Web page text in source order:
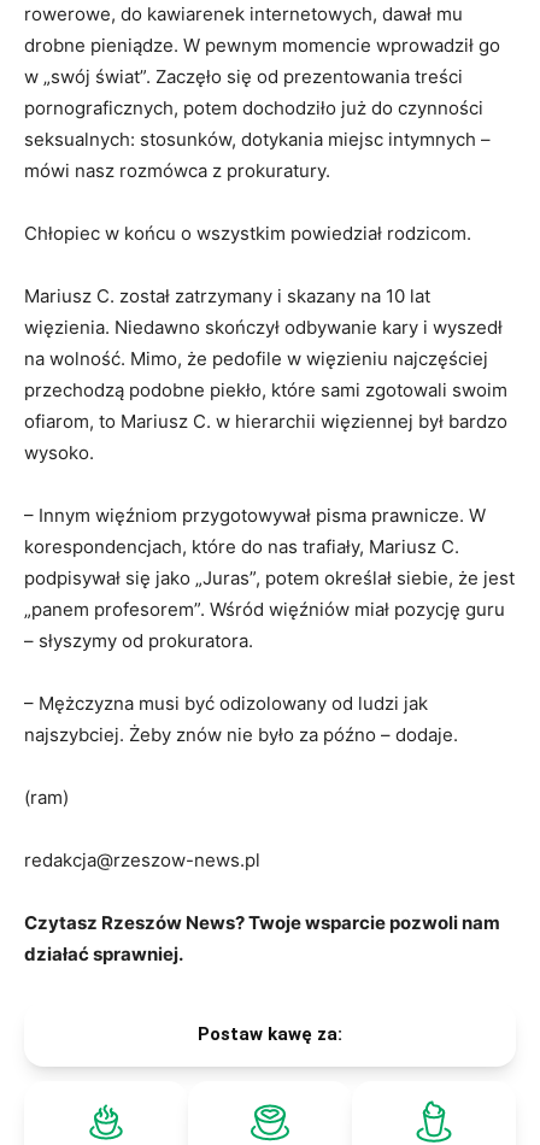
rowerowe, do kawiarenek internetowych, dawał mu
drobne pieniądze. W pewnym momencie wprowadził go
w „swój świat”. Zaczęło się od prezentowania treści
pornograficznych, potem dochodziło już do czynności
seksualnych: stosunków, dotykania miejsc intymnych –
mówi nasz rozmówca z prokuratury.
Chłopiec w końcu o wszystkim powiedział rodzicom.
Mariusz C. został zatrzymany i skazany na 10 lat
więzienia. Niedawno skończył odbywanie kary i wyszedł
na wolność. Mimo, że pedofile w więzieniu najczęściej
przechodzą podobne piekło, które sami zgotowali swoim
ofiarom, to Mariusz C. w hierarchii więziennej był bardzo
wysoko.
– Innym więźniom przygotowywał pisma prawnicze. W
korespondencjach, które do nas trafiały, Mariusz C.
podpisywał się jako „Juras”, potem określał siebie, że jest
„panem profesorem”. Wśród więźniów miał pozycję guru
– słyszymy od prokuratora.
– Mężczyzna musi być odizolowany od ludzi jak
najszybciej. Żeby znów nie było za późno – dodaje.
(ram)
redakcja@rzeszow-news.pl
Czytasz Rzeszów News? Twoje wsparcie pozwoli nam
działać sprawniej.
Postaw kawę za: